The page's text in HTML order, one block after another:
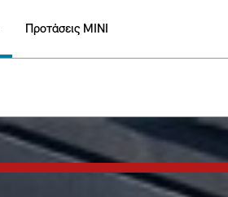
Προτάσεις ΜΙΝΙ